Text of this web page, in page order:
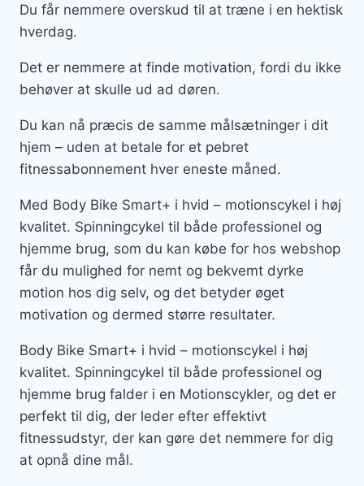
Du får nemmere overskud til at træne i en hektisk
hverdag.
Det er nemmere at finde motivation, fordi du ikke
behøver at skulle ud ad døren.
Du kan nå præcis de samme målsætninger i dit
hjem – uden at betale for et pebret
fitnessabonnement hver eneste måned.
Med Body Bike Smart+ i hvid – motionscykel i høj
kvalitet. Spinningcykel til både professionel og
hjemme brug, som du kan købe for hos webshop
får du mulighed for nemt og bekvemt dyrke
motion hos dig selv, og det betyder øget
motivation og dermed større resultater.
Body Bike Smart+ i hvid – motionscykel i høj
kvalitet. Spinningcykel til både professionel og
hjemme brug falder i en Motionscykler, og det er
perfekt til dig, der leder efter effektivt
fitnessudstyr, der kan gøre det nemmere for dig
at opnå dine mål.